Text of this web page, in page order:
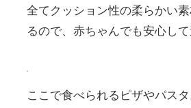
全てクッション性の柔らかい
るので、赤ちゃんでも安心し
ここで食べられるピザやパス